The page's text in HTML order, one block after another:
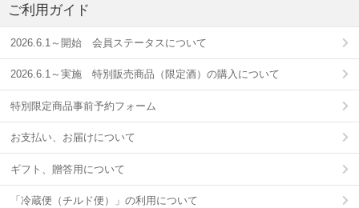
ご利用ガイド
2026.6.1～開始 会員ステータスについて
2026.6.1～実施 特別販売商品（限定酒）の購入について
特別限定商品事前予約フォーム
お支払い、お届けについて
ギフト、贈答用について
「冷蔵便（チルド便）」の利用について